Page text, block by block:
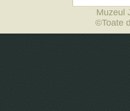
Muzeul
©Toate